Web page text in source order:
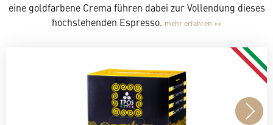
eine goldfarbene Crema führen dabei zur Vollendung dieses
hochstehenden Espresso. mehr erfahren >>